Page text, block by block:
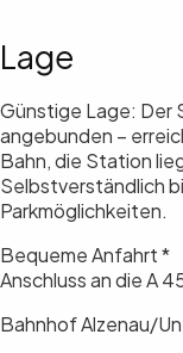
Lage
Günstige Lage: Der
angebunden –
Bahn, die Station
Selbstverständlich
Parkmöglichkeiten.
Bequeme Anfahrt *
Anschluss an die A
Bahnhof Alzenau/